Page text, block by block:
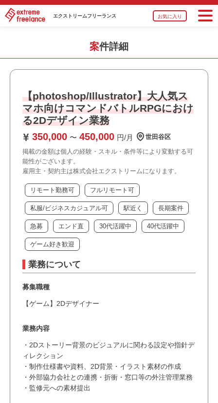
エクストリームフリーランス お気に入り
案件詳細
【photoshop/Illustrator】大人気ス
マホ向けコマンドバトルRPGにおけ
る2Dデザイン業務
350,000 〜 450,000 円/月
世田谷区
掲載の金額は個人の経験・スキル・条件等により変動する可
能性がございます。
雇用主・契約主は株式会社エクストリームになります。
リモート勤務可 フルリモート可
私服/ビジネスカジュアル可 駅近く 長期案件
急募 エンド直 30代活躍中 40代活躍中
ゲーム好き歓迎
業務について
募集職種
【ゲーム】2Dデザイナー
業務内容
・2Dストーリー背景のビジュアルに関わる設定や指針デ
ィレクション
・制作仕様書や資料、2D背景・イラスト素材の作成
・外部協力会社との連携・折衝・窓口等の外注管理業務
・監修元への素材提出